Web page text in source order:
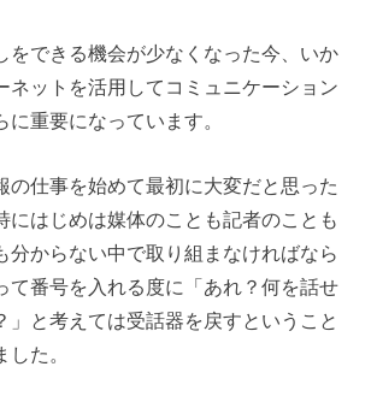
をできる機会が少なくなった今、いか
ネットを活用してコミュニケーション
に重要になっています。
の仕事を始めて最初に大変だと思った
にはじめは媒体のことも記者のことも
分からない中で取り組まなければなら
て番号を入れる度に「あれ？何を話せ
」と考えては受話器を戻すということ
た。